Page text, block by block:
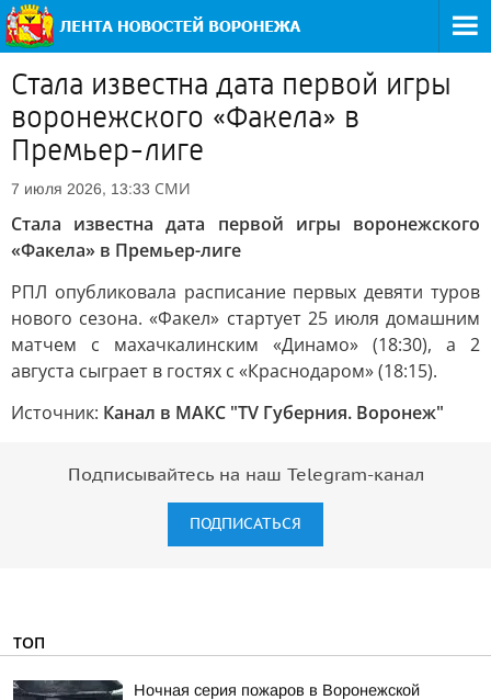
Стала известна дата первой игры
воронежского «Факела» в
Премьер-лиге
7 июля 2026, 13:33 СМИ
Стала известна дата первой игры воронежского
«Факела» в Премьер-лиге
РПЛ опубликовала расписание первых девяти туров
нового сезона. «Факел» стартует 25 июля домашним
матчем с махачкалинским «Динамо» (18:30), а 2
августа сыграет в гостях с «Краснодаром» (18:15).
Источник: Канал в МАКС "TV Губерния. Воронеж"
Подписывайтесь на наш Telegram-канал
ПОДПИСАТЬСЯ
ТОП
Ночная серия пожаров в Воронежской